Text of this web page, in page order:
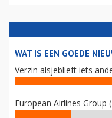
WAT IS EEN GOEDE
Verzin alsjeblieft iets
European Airlines Group